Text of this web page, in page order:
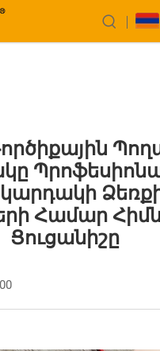
Համար
Ցուցանիշը